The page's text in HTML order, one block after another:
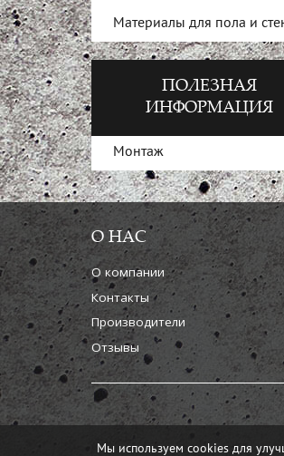
Материалы для пола и
ПОЛЕЗНАЯ
ИНФОРМАЦИЯ
Монтаж
О НАС
О компании
Контакты
Производители
Отзывы
Мы используем cookies для